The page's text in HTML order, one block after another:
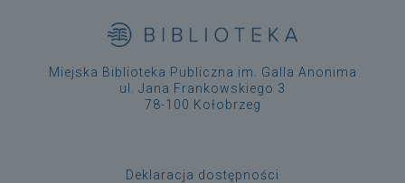
Miejska Biblioteka Publiczna im. Galla Anonima
ul. Jana Frankowskiego 3
78-100 Kołobrzeg
Deklaracja dostępności